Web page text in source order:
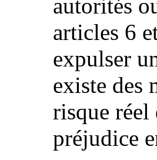
autorités
articles 6
expulser
existe des
risque
préjudice